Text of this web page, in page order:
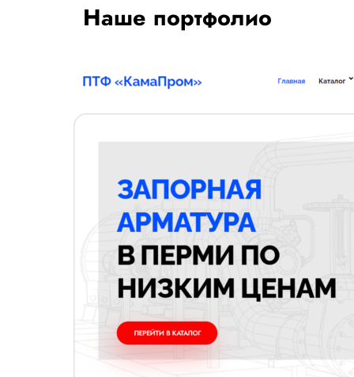
Наше портфолио